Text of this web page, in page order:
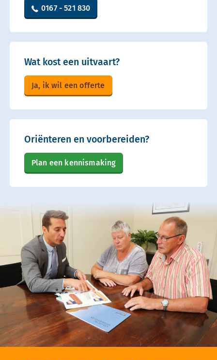
0167 - 521 830
Wat kost een uitvaart?
Ja, ik wil een offerte
Oriënteren en voorbereiden?
Plan een kennismaking